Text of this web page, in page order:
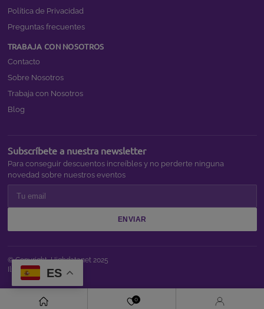
Política de Privacidad
Preguntas frecuentes
TRABAJA CON NOSOTROS
Contacto
Sobre Nosotros
Trabaja con Nosotros
Blog
Subscríbete a nuestra newsletter
Para conseguir descuentos increíbles y no perderte ninguna
novedad sobre nuestros eventos
ENVIAR
© Copyright,Highdatanet2025
Ilusión @2025
0
ES